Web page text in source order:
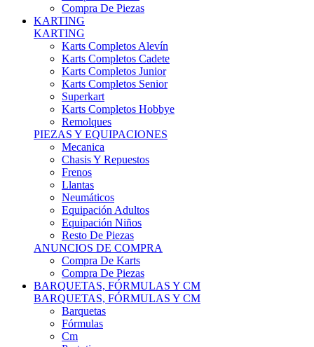
Compra De Piezas
KARTING
KARTING
Karts Completos Alevín
Karts Completos Cadete
Karts Completos Junior
Karts Completos Senior
Superkart
Karts Completos Hobbye
Remolques
PIEZAS Y EQUIPACIONES
Mecanica
Chasis Y Repuestos
Frenos
Llantas
Neumáticos
Equipación Adultos
Equipación Niños
Resto De Piezas
ANUNCIOS DE COMPRA
Compra De Karts
Compra De Piezas
BARQUETAS, FÓRMULAS Y CM
BARQUETAS, FÓRMULAS Y CM
Barquetas
Fórmulas
Cm